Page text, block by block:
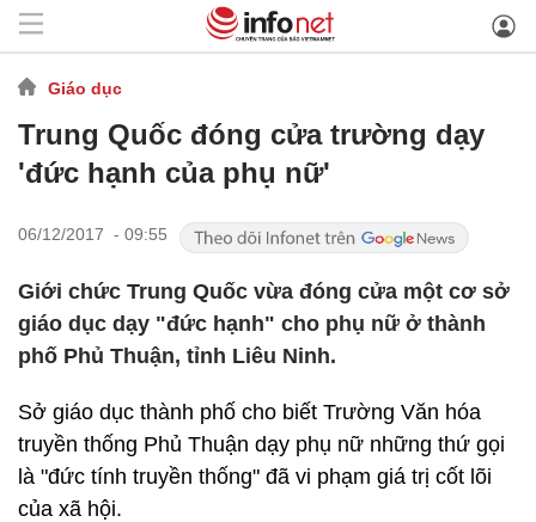
Giáo dục
Trung Quốc đóng cửa trường dạy
'đức hạnh của phụ nữ'
06/12/2017 - 09:55
Giới chức Trung Quốc vừa đóng cửa một cơ sở
giáo dục dạy "đức hạnh" cho phụ nữ ở thành
phố Phủ Thuận, tỉnh Liêu Ninh.
Sở giáo dục thành phố cho biết Trường Văn hóa
truyền thống Phủ Thuận dạy phụ nữ những thứ gọi
là "đức tính truyền thống" đã vi phạm giá trị cốt lõi
của xã hội.